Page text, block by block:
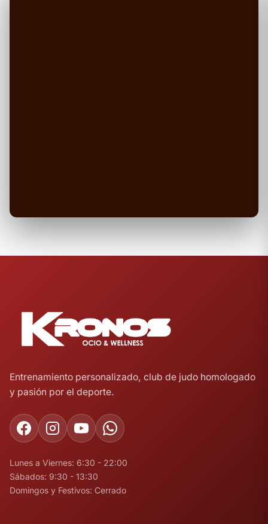
Entrenamiento personalizado, club de judo homologado
y pasión por el deporte.
Lunes a Viernes: 6:30 - 22:00
Sábados: 9:30 - 13:30
Domingos y Festivos: Cerrado